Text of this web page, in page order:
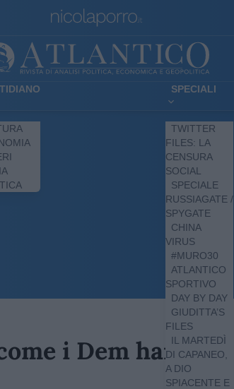
SPECIALI
TWITTER
FILES: LA
CENSURA
SOCIAL
SPECIALE
RUSSIAGATE /
SPYGATE
CHINA
VIRUS
#MURO30
ATLANTICO
SPORTIVO
DAY BY DAY
GIUDITTA’S
FILES
IL MARTEDÌ
DI CAPANEO,
A DIO
SPIACENTE E
i Dem hanno